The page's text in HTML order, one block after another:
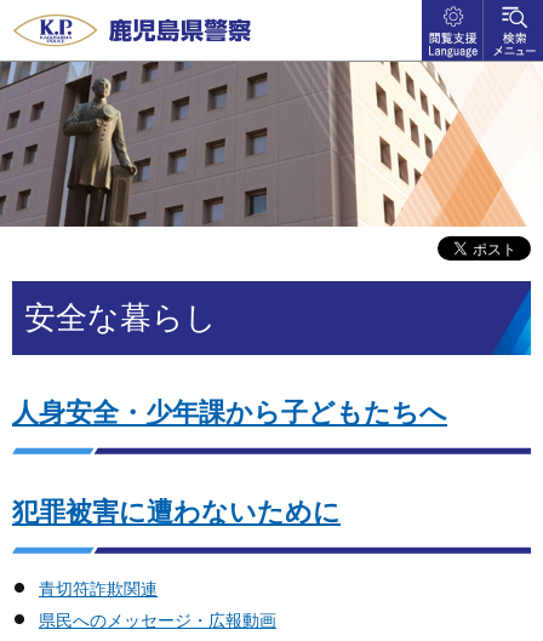
鹿児島県警察
閲覧支
援
language
検索メ
ニュー
安全な暮らし
人身安全・少年課から子どもたちへ
犯罪被害に遭わないために
青切符詐欺関連
県民へのメッセージ・広報動画